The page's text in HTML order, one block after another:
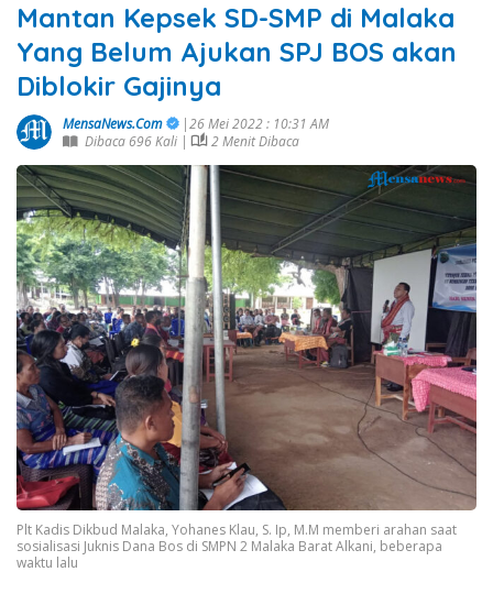
Mantan Kepsek SD-SMP di Malaka
Yang Belum Ajukan SPJ BOS akan
Diblokir Gajinya
MensaNews.Com
|26 Mei 2022 : 10:31 AM
Dibaca 696 Kali |
2 Menit Dibaca
Plt Kadis Dikbud Malaka, Yohanes Klau, S. Ip, M.M memberi arahan saat
sosialisasi Juknis Dana Bos di SMPN 2 Malaka Barat Alkani, beberapa
waktu lalu